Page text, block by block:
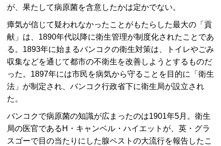
が、果たして病原菌を含意したかは定かでない。
瘴気が信じて疑われなかったことがもたらした最大の「貢
献」は、1890年代以降に衛生管理が制度化されたことであ
る。1893年に始まるバンコクの衛生対策は、トイレやごみ
収集などを通じて都市の不衛生を改善しようとするものだ
った。1897年には市民を病気から守ることを目的に「衛生
法」が制定され、バンコク行政省下に衛生局が設立され
た。
バンコクで病原菌の知識が広まったのは1901年5月。衛生
局の医官であるH・キャンベル・ハイエットが、英・グラ
スゴーで目の当たりにした腺ペストの大流行を報告したこ